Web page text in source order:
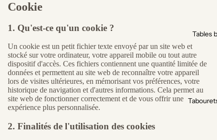
Tables
Cookie
1. Qu'est-ce qu'un cookie ?
Un cookie est un petit fichier texte envoyé par un site web et
stocké sur votre ordinateur, votre appareil mobile ou tout autre
dispositif d'accès. Ces fichiers contiennent une quantité limitée de
données et permettent au site web de reconnaître votre appareil
lors de visites ultérieures, en mémorisant vos préférences, votre
historique de navigation et d'autres informations. Cela permet au
site web de fonctionner correctement et de vous offrir une
expérience plus personnalisée.
2. Finalités de l'utilisation des cookies